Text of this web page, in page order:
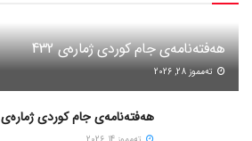
هەفتەنامەی جام کوردی ژمارەی 432
ته‌مموز 28, 2026
هەفتەنامەی جام کوردی ژمارەی 431